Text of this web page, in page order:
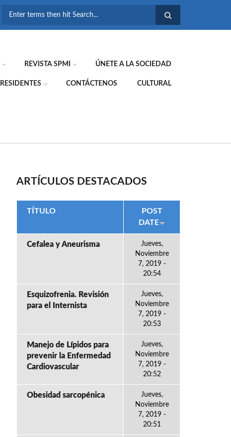
REVISTA SPMI ÚNETE A LA SOCIEDAD
RESIDENTES CONTÁCTENOS CULTURAL
ARTÍCULOS DESTACADOS
TÍTULO
POST
DATE
Cefalea y Aneurisma
Jueves,
Noviembre
7, 2019 -
20:54
Esquizofrenia. Revisión
para el Internista
Jueves,
Noviembre
7, 2019 -
20:53
Manejo de Lípidos para
prevenir la Enfermedad
Cardiovascular
Jueves,
Noviembre
7, 2019 -
20:52
Obesidad sarcopénica
Jueves,
Noviembre
7, 2019 -
20:51